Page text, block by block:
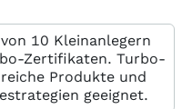
10 Kleinanlegern
Zertifikaten. Turbo-
Produkte und
geeignet.